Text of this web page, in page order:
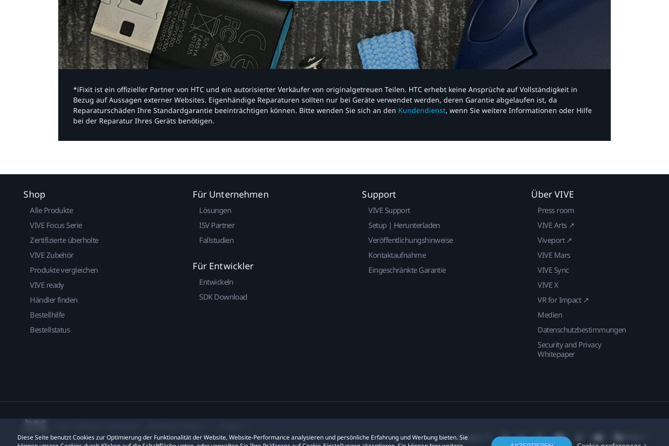
*iFixit ist ein offizieller Partner von HTC und ein autorisierter Verkäufer von originalgetreuen Teilen. HTC erhebt keine Ansprüche auf Vollständigkeit in
Bezug auf Aussagen externer Websites. Eigenhändige Reparaturen sollten nur bei Geräte verwendet werden, deren Garantie abgelaufen ist, da
Reparaturschäden Ihre Standardgarantie beeinträchtigen können. Bitte wenden Sie sich an den Kundendienst, wenn Sie weitere Informationen oder Hilfe
bei der Reparatur Ihres Geräts benötigen.​
Diese Seite benutzt Cookies zur Optimierung der Funktionalität der Website, Website-Performance analysieren und persönliche Erfahrung und Werbung bieten. Sie
Shop
Alle Produkte
VIVE Focus Serie
Zertifizierte überholte
VIVE Zubehör
Produkte vergleichen
VIVE ready
Händler finden
Bestellhilfe
Bestellstatus
Für Unternehmen
Lösungen
ISV Partner
Fallstudien
Für Entwickler
Entwickeln
SDK Download
Support
VIVE Support
Setup | Herunterladen
Veröffentlichungshinweise
Kontaktaufnahme
Eingeschränkte Garantie
Über VIVE
Press room
VIVE Arts ↗
Viveport ↗
VIVE Mars
VIVE Sync
VIVE X
VR for Impact ↗
Medien
Datenschutzbestimmungen
Security and Privacy
Whitepaper
Standort